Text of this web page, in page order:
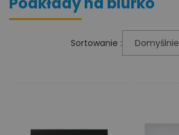
Sortowanie : Domyślnie